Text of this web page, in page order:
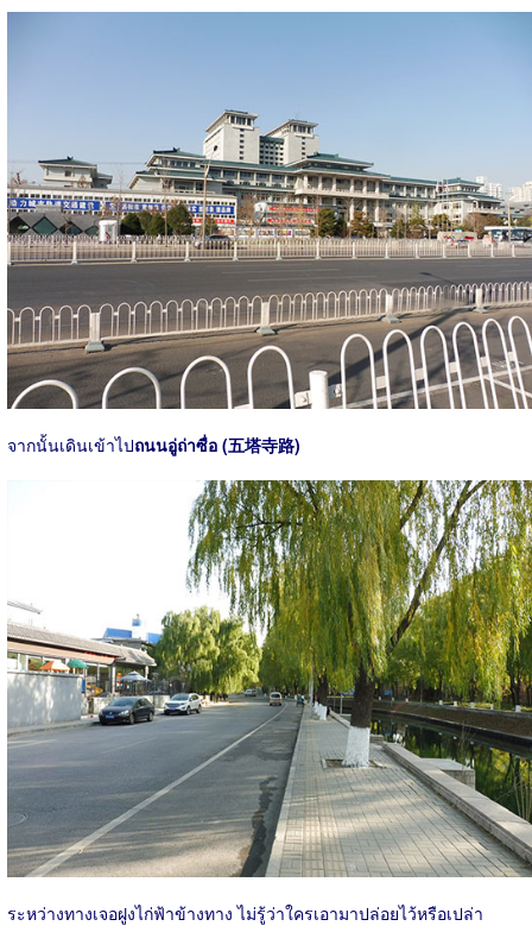
จากนั้นเดินเข้าไปถนนอู่ถ่าซื่อ (五塔寺路)
ระหว่างทางเจอฝูงไก่ฟ้าข้างทาง ไม่รู้ว่าใครเอามาปล่อยไว้หรือเปล่า